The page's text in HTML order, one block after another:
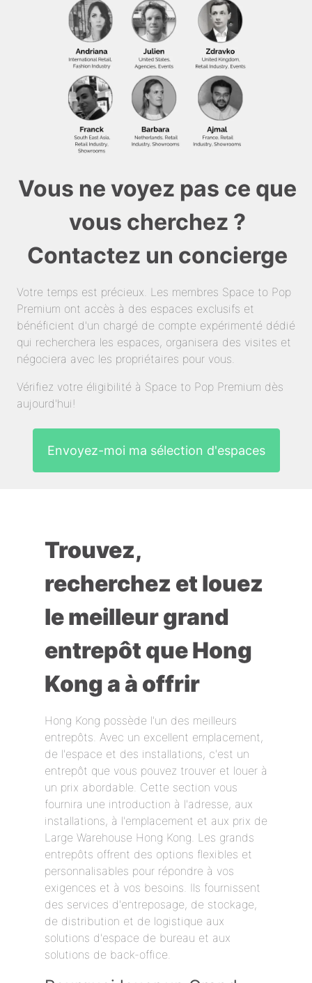
Vous ne voyez pas ce que
vous cherchez ?
Contactez un concierge
Votre temps est précieux. Les membres Space to Pop
Premium ont accès à des espaces exclusifs et
bénéficient d'un chargé de compte expérimenté dédié
qui recherchera les espaces, organisera des visites et
négociera avec les propriétaires pour vous.
Vérifiez votre éligibilité à Space to Pop Premium dès
aujourd'hui!
Envoyez-moi ma sélection d'espaces
Trouvez,
recherchez et louez
le meilleur grand
entrepôt que Hong
Kong a à offrir
Hong Kong possède l'un des meilleurs
entrepôts. Avec un excellent emplacement,
de l'espace et des installations, c'est un
entrepôt que vous pouvez trouver et louer à
un prix abordable. Cette section vous
fournira une introduction à l'adresse, aux
installations, à l'emplacement et aux prix de
Large Warehouse Hong Kong. Les grands
entrepôts offrent des options flexibles et
personnalisables pour répondre à vos
exigences et à vos besoins. Ils fournissent
des services d'entreposage, de stockage,
de distribution et de logistique aux
solutions d'espace de bureau et aux
solutions de back-office.